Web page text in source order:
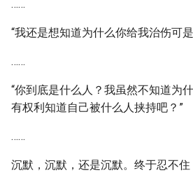
……
“我还是想知道为什么你给我治伤可
……
“你到底是什么人？我虽然不知道为
有权利知道自己被什么人挟持吧？”
……
沉默，沉默，还是沉默。终于忍不住